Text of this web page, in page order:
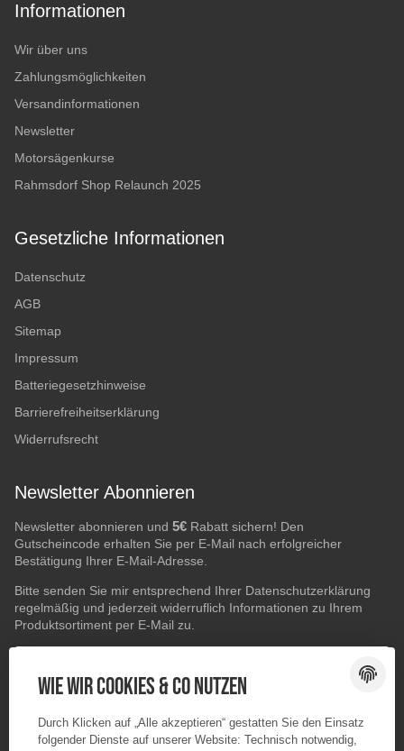
Informationen
Wir über uns
Zahlungsmöglichkeiten
Versandinformationen
Newsletter
Motorsägenkurse
Rahmsdorf Shop Relaunch 2025
Gesetzliche Informationen
Datenschutz
AGB
Sitemap
Impressum
Batteriegesetzhinweise
Barrierefreiheitserklärung
Widerrufsrecht
Newsletter Abonnieren
Newsletter abonnieren und 5€ Rabatt sichern! Den
Gutscheincode erhalten Sie per E-Mail nach erfolgreicher
Bestätigung Ihrer E-Mail-Adresse.
Bitte senden Sie mir entsprechend Ihrer Datenschutzerklärung
regelmäßig und jederzeit widerruflich Informationen zu Ihrem
Produktsortiment per E-Mail zu.
ABONNIEREN
Wie wir Cookies & Co nutzen
Durch Klicken auf „Alle akzeptieren“ gestatten Sie den Einsatz
folgender Dienste auf unserer Website: Technisch notwendig,